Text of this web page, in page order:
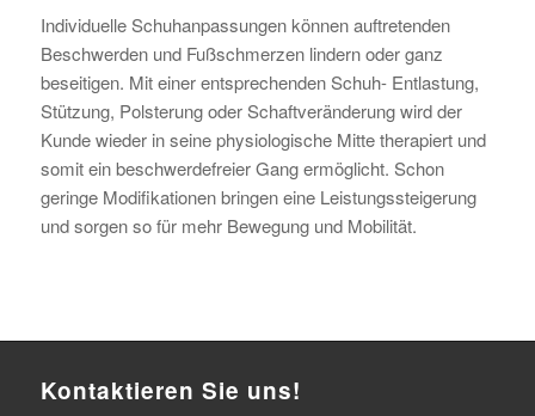
Individuelle Schuhanpassungen können auftretenden
Beschwerden und Fußschmerzen lindern oder ganz
beseitigen. Mit einer entsprechenden Schuh- Entlastung,
Stützung, Polsterung oder Schaftveränderung wird der
Kunde wieder in seine physiologische Mitte therapiert und
somit ein beschwerdefreier Gang ermöglicht. Schon
geringe Modifikationen bringen eine Leistungssteigerung
und sorgen so für mehr Bewegung und Mobilität.
Kontaktieren Sie uns!